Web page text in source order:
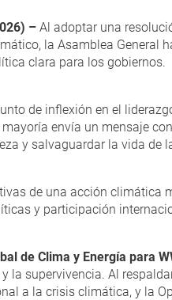
–Al adoptar una
la Asamblea General
clara para los gobiernos.
de inflexión en el
envía un mensaje
y salvaguardar la vida de
de una acción climática
y participación
de Clima y Energía para
la supervivencia. Al
a la crisis climática, y la